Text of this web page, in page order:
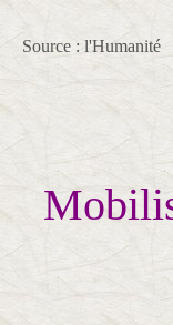
Source : l'Humanité